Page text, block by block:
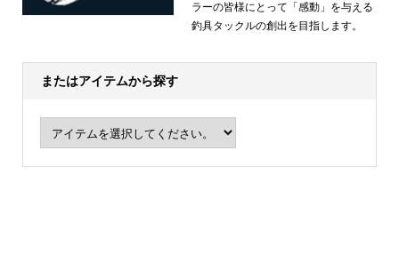
ラーの皆様にとって「感動」を与える
釣具タックルの創出を目指します。
またはアイテムから探す